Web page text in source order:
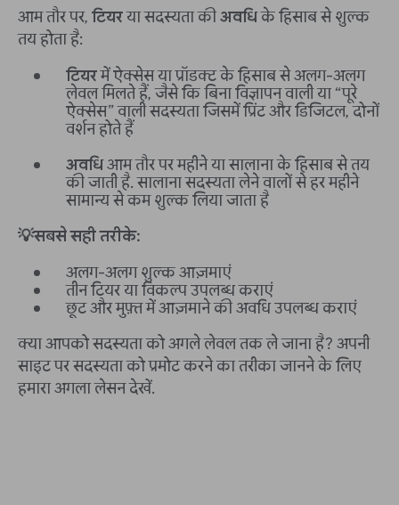
आम तौर पर, टियरया सदस्यता कीअवधिके हिसाब से शुल्क
तय होता है:
टियरमें ऐक्सेस या प्रॉडक्ट के हिसाब से अलग-अलग
लेवल मिलते हैं, जैसे कि बिना विज्ञापन वाली या “पूरे
ऐक्सेस” वाली सदस्यता जिसमें प्रिंट और डिजिटल, दोनों
वर्शन होते हैं
अवधिआम तौर पर महीने या सालाना के हिसाब से तय
की जाती है. सालाना सदस्यता लेने वालों से हर महीने
सामान्य से कम शुल्क लिया जाता है
💡सबसे सही तरीके:
अलग-अलग शुल्क आज़माएं
तीन टियर या विकल्प उपलब्ध कराएं
छूट और मुफ़्त में आज़माने की अवधि उपलब्ध कराएं
क्या आपको सदस्यता को अगले लेवल तक ले जाना है? अपनी
साइट पर सदस्यता को प्रमोट करने का तरीका जानने के लिए
हमारा अगला लेसन देखें.